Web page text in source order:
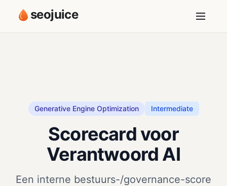
seojuice
Generative Engine Optimization Intermediate
Scorecard voor
Verantwoord AI
Een interne bestuurs-/governance-score